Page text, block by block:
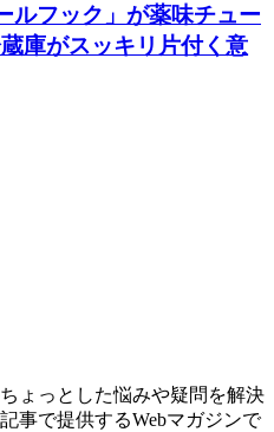
ルフック」が薬味チュー
庫がスッキリ片付く意
ょっとした悩みや疑問を解決
事で提供するWebマガジンで